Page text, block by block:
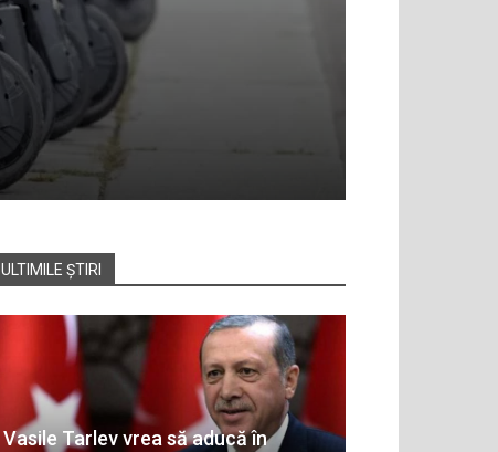
ULTIMILE ȘTIRI
Vasile Tarlev vrea să aducă în